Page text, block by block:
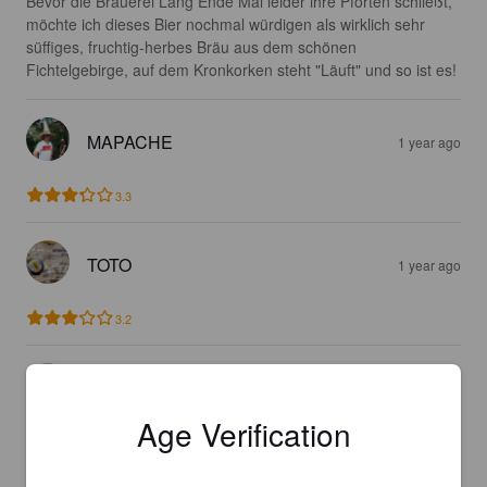
möchte ich dieses Bier nochmal würdigen als wirklich sehr
süffiges, fruchtig-herbes Bräu aus dem schönen
Fichtelgebirge, auf dem Kronkorken steht "Läuft" und so ist es!
MAPACHE 1 year ago
3.3
TOTO 1 year ago
3.2
Age Verification